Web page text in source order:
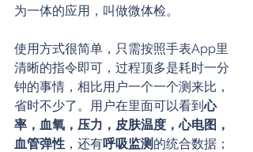
为一体的应用，叫做微体检。
使用方式很简单，只需按照手表App里
清晰的指令即可，过程顶多是耗时一分
钟的事情，相比用户一个一个测来比，
省时不少了。用户在里面可以看到心
率，血氧，压力，皮肤温度，心电图，
血管弹性 ，还有呼吸监测 的统合数据；